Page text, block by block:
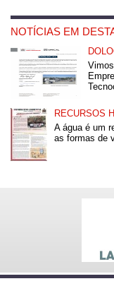
NOTÍCIAS EM
RECURSOS
A água é um
as formas de